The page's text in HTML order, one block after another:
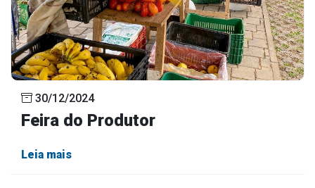
30/12/2024
Feira do Produtor
Leia mais